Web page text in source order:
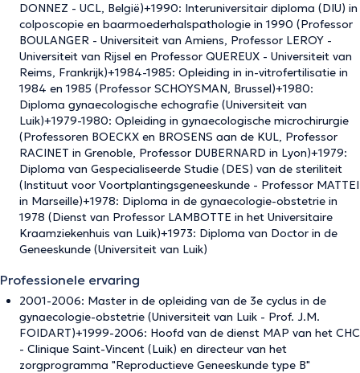
DONNEZ - UCL, België)+1990: Interuniversitair diploma (DIU) in
colposcopie en baarmoederhalspathologie in 1990 (Professor
BOULANGER - Universiteit van Amiens, Professor LEROY -
Universiteit van Rijsel en Professor QUEREUX - Universiteit van
Reims, Frankrijk)+1984-1985: Opleiding in in-vitrofertilisatie in
1984 en 1985 (Professor SCHOYSMAN, Brussel)+1980:
Diploma gynaecologische echografie (Universiteit van
Luik)+1979-1980: Opleiding in gynaecologische microchirurgie
(Professoren BOECKX en BROSENS aan de KUL, Professor
RACINET in Grenoble, Professor DUBERNARD in Lyon)+1979:
Diploma van Gespecialiseerde Studie (DES) van de steriliteit
(Instituut voor Voortplantingsgeneeskunde - Professor MATTEI
in Marseille)+1978: Diploma in de gynaecologie-obstetrie in
1978 (Dienst van Professor LAMBOTTE in het Universitaire
Kraamziekenhuis van Luik)+1973: Diploma van Doctor in de
Geneeskunde (Universiteit van Luik)
Professionele ervaring
2001-2006: Master in de opleiding van de 3e cyclus in de
gynaecologie-obstetrie (Universiteit van Luik - Prof. J.M.
FOIDART)+1999-2006: Hoofd van de dienst MAP van het CHC
- Clinique Saint-Vincent (Luik) en directeur van het
zorgprogramma "Reproductieve Geneeskunde type B"